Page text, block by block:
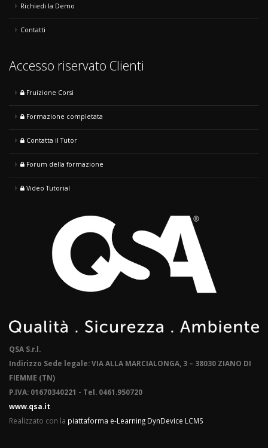
Richiedi la Demo
Contatti
Accesso riservato Clienti
Fruizione Corsi
Formazione completata
Contatta il Tutor
Forum della formazione
Video Tutorial
QSA S.r.l.
Indirizzo Sede legale: VIA ALLA MARCIALONGA, 3 – 38030 ZIANO DI
FIEMME (TN)
P.IVA: 01670340221 - Tel. 0461.950720
www.qsa.it
Realizzato con la piattaforma e-Learning DynDevice LCMS